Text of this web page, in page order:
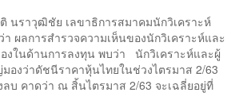
นราวุฒิชัย เลขาธิการสมาคมนักวิเคราะห์
า ผลการสำรวจความเห็นของนักวิเคราะห์และ
งในด้านการลงทุน พบว่า นักวิเคราะห์และผู้
องว่าดัชนีราคาหุ้นไทยในช่วงไตรมาส 2/63
บ คาดว่า ณ สิ้นไตรมาส 2/63 จะเฉลี่ยอยู่ที่